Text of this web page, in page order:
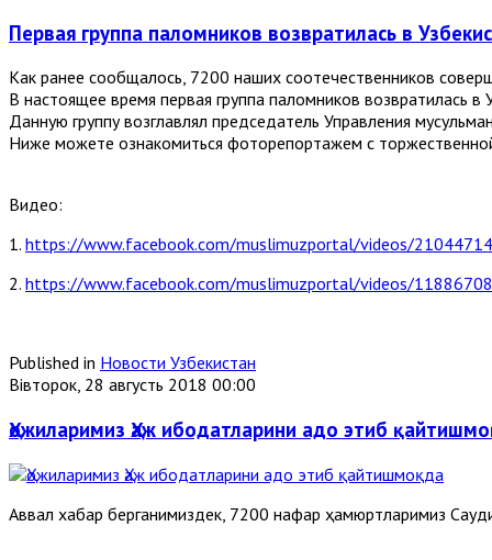
Первая группа паломников возвратилась в
Как ранее сообщалось, 7200 наших соотечественников
В настоящее время первая группа паломников возвратилась в
Данную группу возглавлял председатель Управления
Ниже можете ознакомиться фоторепортажем с
Видео:
1. https://www.facebook.com/muslimuzportal/videos/
2. https://www.facebook.com/muslimuzportal/videos/
Published in Новости Узбекистан
Вівторок, 28 августь 2018 00:00
Ҳожиларимиз Ҳаж ибодатларини адо этиб
Аввал хабар берганимиздек, 7200 нафар ҳамюртларимиз